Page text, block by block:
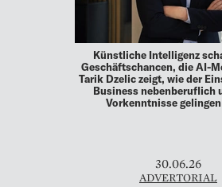
Künstliche Intelligenz
Geschäftschancen, die AI-
Tarik Dzelic zeigt, wie der
Business nebenberuflich
Vorkenntnisse
30.06.26
ADVERTORIAL